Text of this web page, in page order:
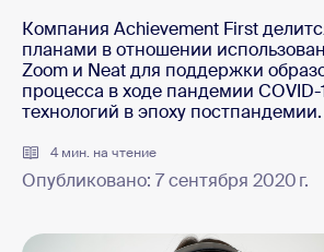
Компания Achievement First
планами в отношении
Zoom и Neat для поддержки
процесса в ходе пандемии COVID-
технологий в эпоху постпандемии.
4 мин. на чтение
Опубликовано: 7 сентября 2020 г.